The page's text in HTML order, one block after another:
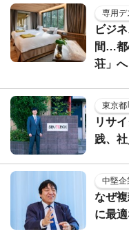
専用デ
ビジ
間…都
荘」へ
東京都
リサ
践、
中堅企
なぜ
に最